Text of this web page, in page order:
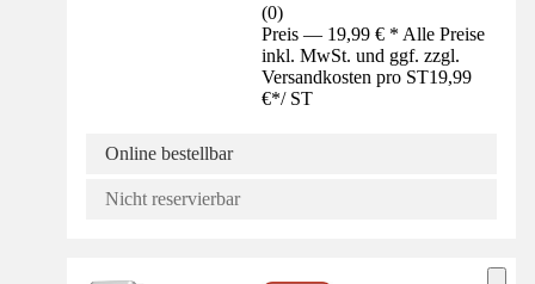
(0)
Preis — 19,99 € * Alle Preise
inkl. MwSt. und ggf. zzgl.
Versandkosten pro ST19,99
€*/ ST
Online bestellbar
Nicht reservierbar